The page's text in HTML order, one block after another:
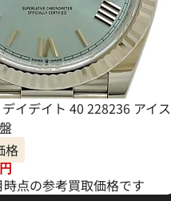
イデイト 40 228236 アイス
格
円
点の参考買取価格です